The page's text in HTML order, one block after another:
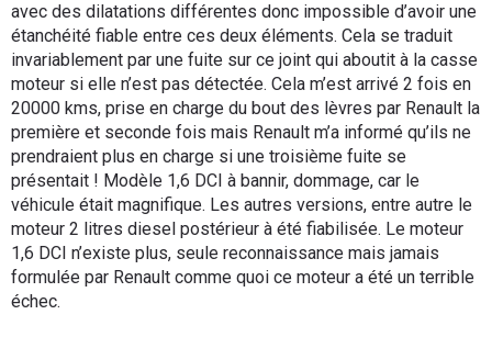
avec des dilatations différentes donc impossible d’avoir une
étanchéité fiable entre ces deux éléments. Cela se traduit
invariablement par une fuite sur ce joint qui aboutit à la casse
moteur si elle n’est pas détectée. Cela m’est arrivé 2 fois en
20000 kms, prise en charge du bout des lèvres par Renault la
première et seconde fois mais Renault m’a informé qu’ils ne
prendraient plus en charge si une troisième fuite se
présentait ! Modèle 1,6 DCI à bannir, dommage, car le
véhicule était magnifique. Les autres versions, entre autre le
moteur 2 litres diesel postérieur à été fiabilisée. Le moteur
1,6 DCI n’existe plus, seule reconnaissance mais jamais
formulée par Renault comme quoi ce moteur a été un terrible
échec.